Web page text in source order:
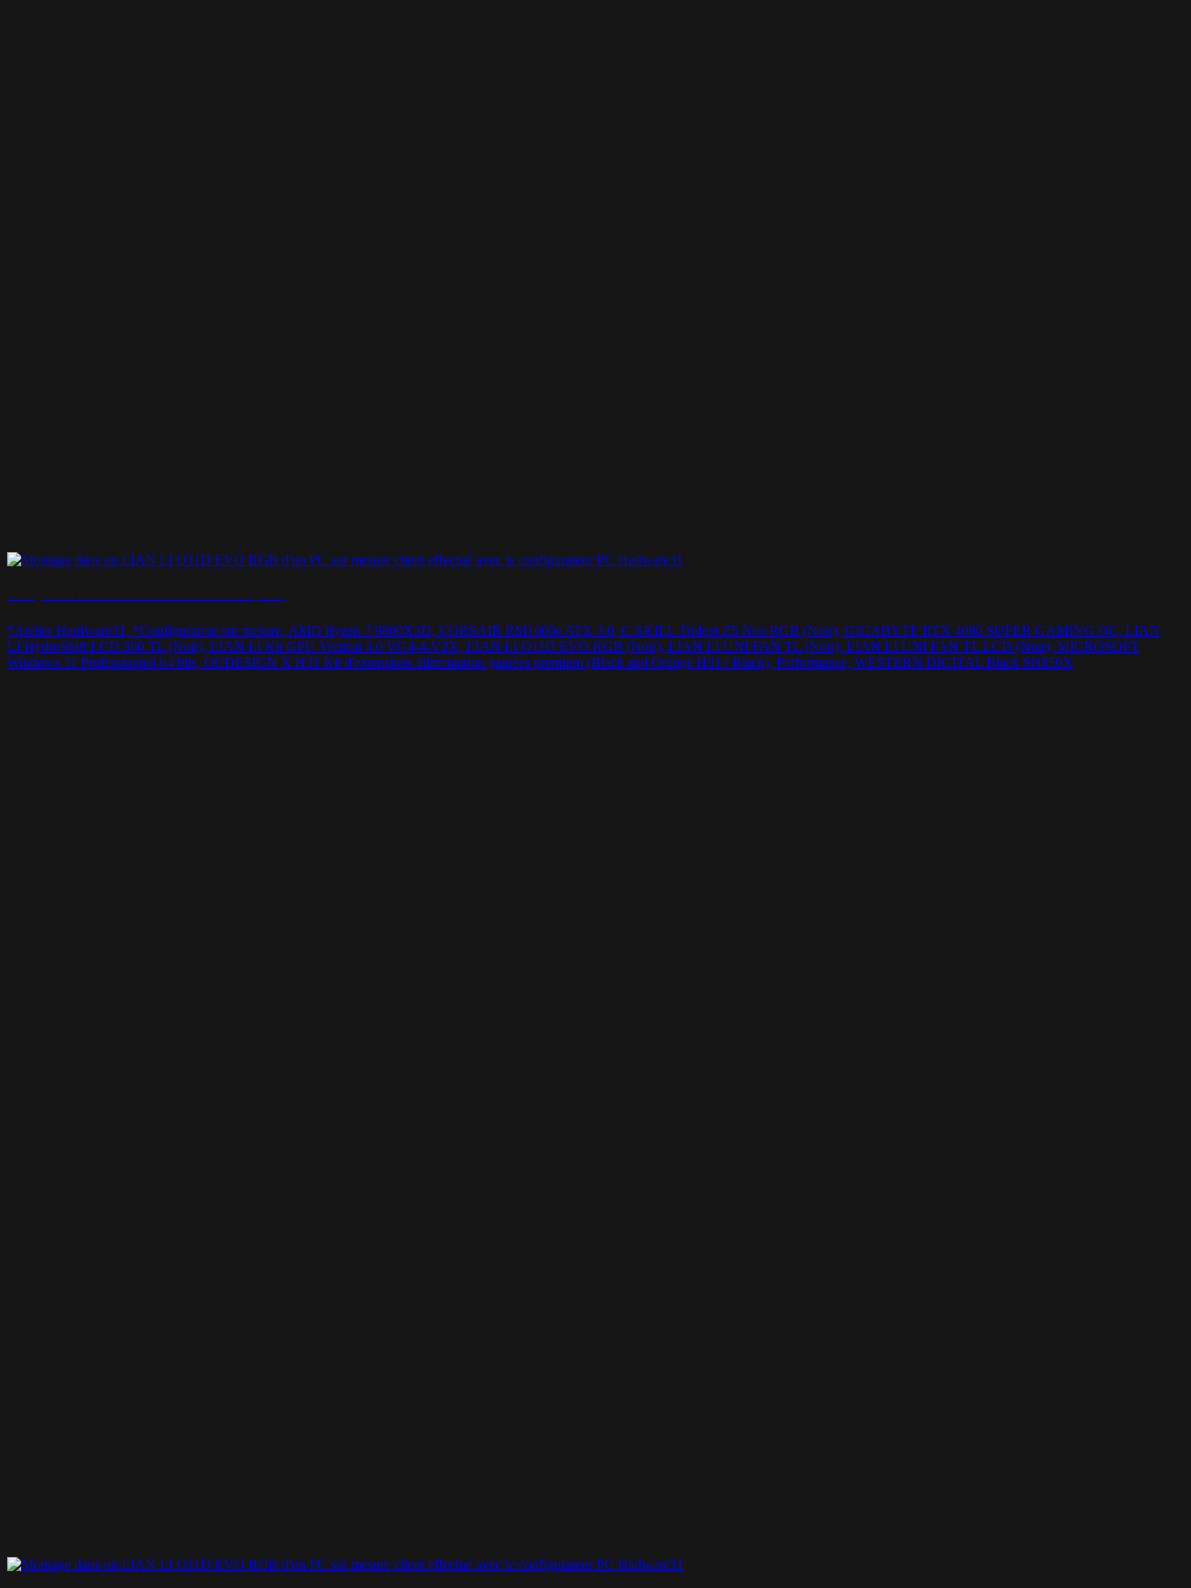
*Atelier Hardware31, *Configurateur sur mesure, AMD Ryzen 7 9800X3D, CORSAIR RM1000e ATX 3.0, G.SKILL Trident Z5 Neo RGB (Noir), GIGABYTE RTX 4080 SUPER GAMING OC, LIAN
LI HydroShift LCD 360 TL (Noir), LIAN LI Kit GPU Vertical 4.0 VG4-4-V2X, LIAN LI O11D EVO RGB (Noir), LIAN LI UNI FAN TL (Noir), LIAN LI UNI FAN TL LCD (Noir), MICROSOFT
Windows 11 Professionnel 64 bits, OCDESIGN X H31 Kit d'extensions alimentation gainées premium (Black and Orange H31 / Black), Performance, WESTERN DIGITAL Black SN850X